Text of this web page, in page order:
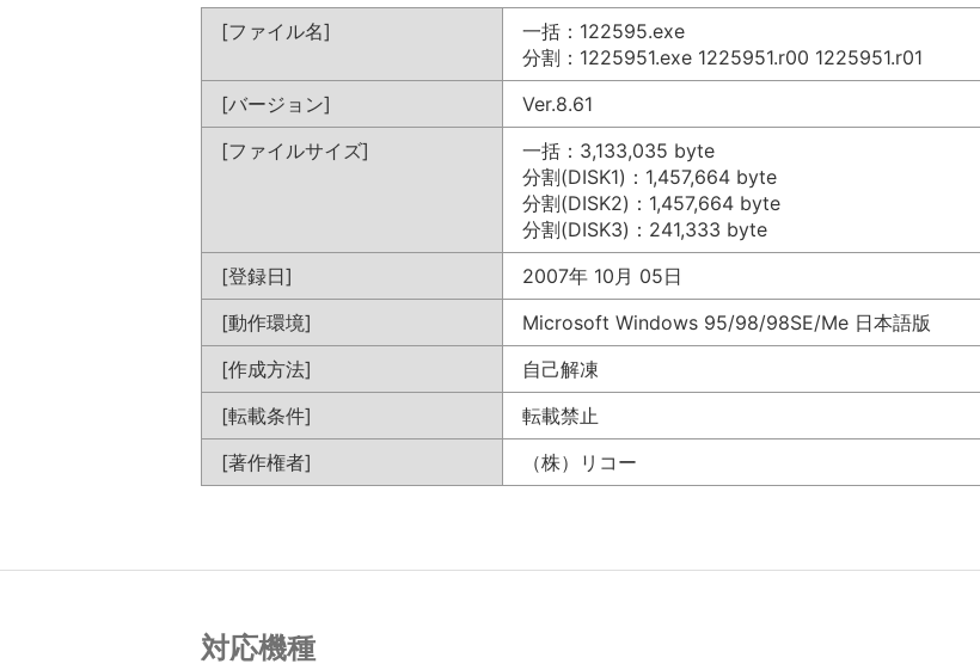
[ファイル名]
一括：122595.exe
分割：1225951.exe 1225951.r00 1225951.r01
[バージョン]
Ver.8.61
[ファイルサイズ]
一括：3,133,035 byte
分割(DISK1)：1,457,664 byte
分割(DISK2)：1,457,664 byte
分割(DISK3)：241,333 byte
[登録日]
2007年 10月 05日
[動作環境]
Microsoft Windows 95/98/98SE/Me 日本語版
[作成方法]
自己解凍
[転載条件]
転載禁止
[著作権者]
（株）リコー
対応機種